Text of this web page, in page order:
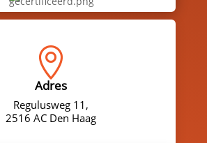

Adres
Regulusweg 11,
2516 AC Den Haag